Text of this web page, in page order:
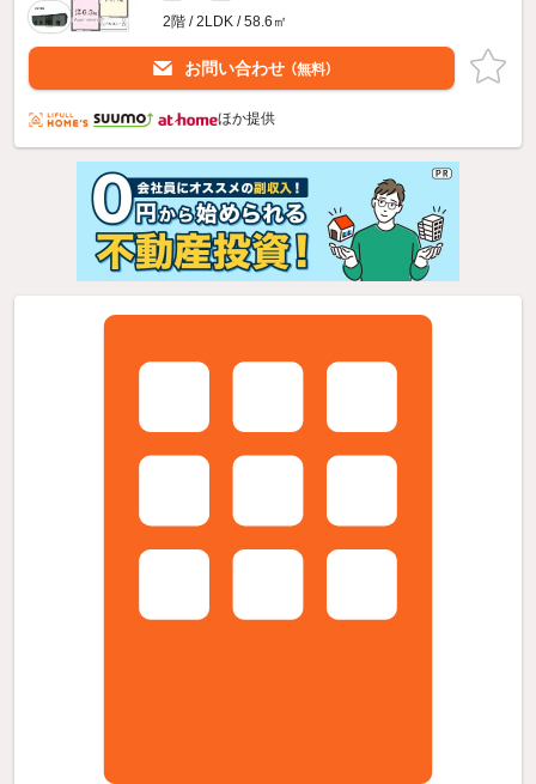
2階 / 2LDK / 58.6㎡
お問い合わせ （無料）
ほか提供